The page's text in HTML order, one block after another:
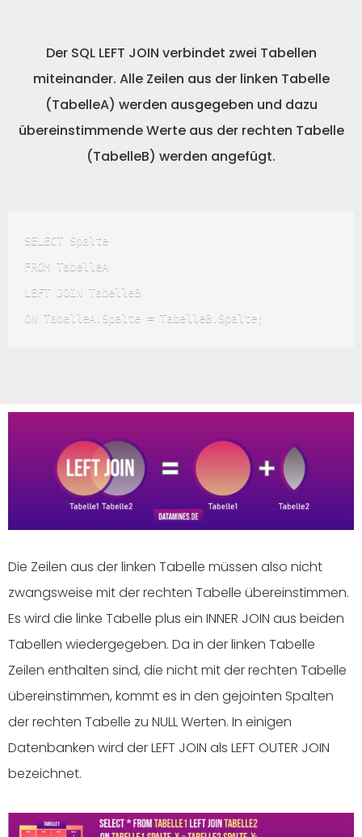
Der SQL LEFT JOIN verbindet zwei Tabellen
miteinander. Alle Zeilen aus der linken Tabelle
(TabelleA) werden ausgegeben und dazu
übereinstimmende Werte aus der rechten Tabelle
(TabelleB) werden angefügt.
SELECT Spalte
FROM TabelleA
LEFT JOIN TabelleB
ON TabelleA.Spalte = TabelleB.Spalte;
Die Zeilen aus der linken Tabelle müssen also nicht
zwangsweise mit der rechten Tabelle übereinstimmen.
Es wird die linke Tabelle plus ein INNER JOIN aus beiden
Tabellen wiedergegeben. Da in der linken Tabelle
Zeilen enthalten sind, die nicht mit der rechten Tabelle
übereinstimmen, kommt es in den gejointen Spalten
der rechten Tabelle zu NULL Werten. In einigen
Datenbanken wird der LEFT JOIN als LEFT OUTER JOIN
bezeichnet.